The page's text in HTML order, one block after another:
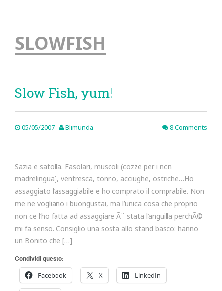
SLOWFISH
Slow Fish, yum!
05/05/2007 Blimunda 8 Comments
Sazia e satolla. Fasolari, muscoli (cozze per i non
madrelingua), ventresca, tonno, acciughe, ostriche…Ho
assaggiato l’assaggiabile e ho comprato il comprabile. Non
me ne vogliano i buongustai, ma l’unica cosa che proprio
non ce l’ho fatta ad assaggiare Ã¨ stata l’anguilla perchÃ©
mi fa senso. Consiglio una sosta allo stand basco: hanno
un Bonito che […]
Condividi questo:
Facebook
X LinkedIn